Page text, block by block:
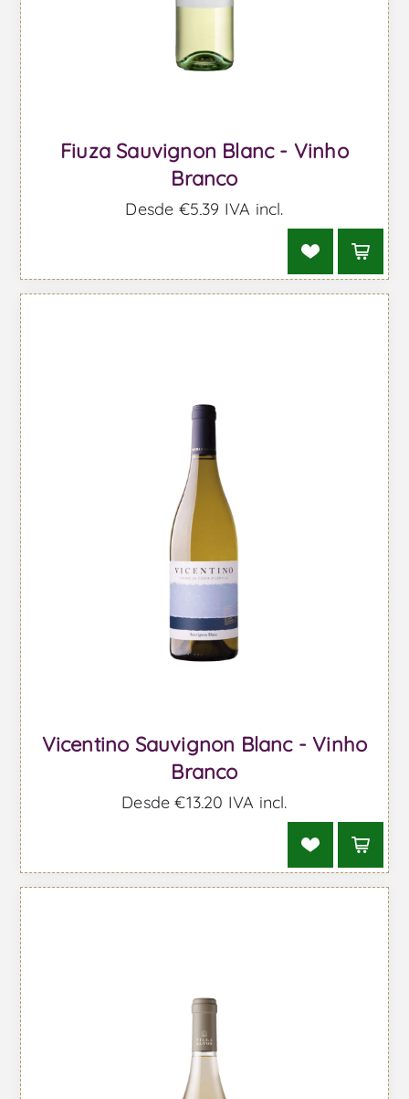
Fiuza Sauvignon Blanc - Vinho
Branco
Desde €5,39 IVA incl.
Vicentino Sauvignon Blanc - Vinho
Branco
Desde €13,20 IVA incl.